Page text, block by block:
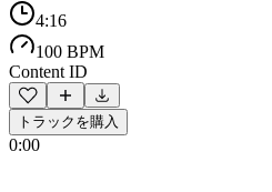
4:16
100 BPM
Content ID
トラックを購入
0:00